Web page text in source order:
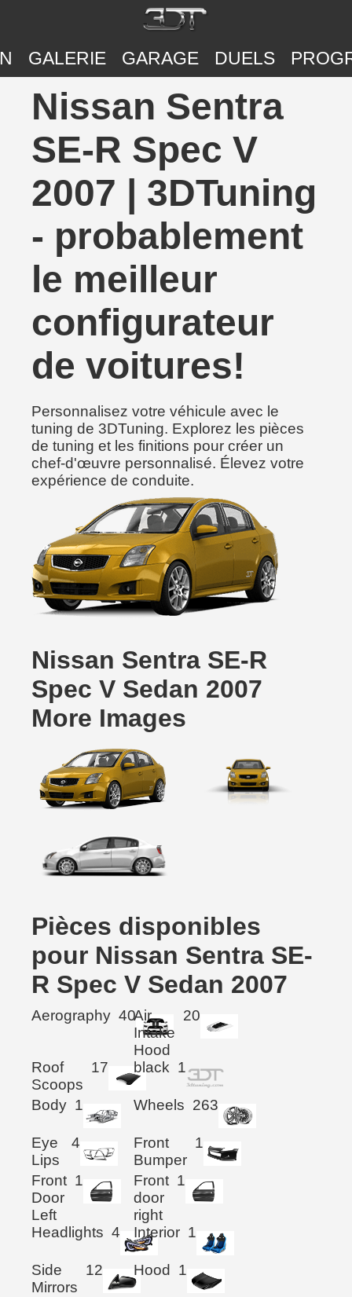
GALERIE GARAGE DUELS
Nissan Sentra
SE-R Spec V
2007 | 3DTuning
- probablement
le meilleur
configurateur
de voitures!
Personnalisez votre véhicule avec le
tuning de 3DTuning. Explorez les pièces
de tuning et les finitions pour créer un
chef-d'œuvre personnalisé. Élevez votre
expérience de conduite.
Nissan Sentra SE-R
Spec V Sedan 2007
More Images
Pièces disponibles
pour Nissan Sentra SE-
R Spec V Sedan 2007
Aerography 40Air
Intake
Hood
20
Roof
Scoops
17 black 1
Body 1 Wheels 263
Eye
Lips
4
Front
Bumper
1
Front
Door
Left
1
Front
door
right
1
Headlights 4 Interior 1
Side
Mirrors
12 Hood 1